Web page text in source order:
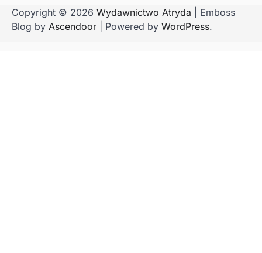
Copyright © 2026 Wydawnictwo Atryda | Emboss
Blog by Ascendoor | Powered by WordPress.